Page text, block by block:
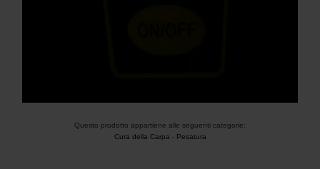
Questo prodotto appartiene alle seguenti categorie:
Cura della Carpa - Pesatura